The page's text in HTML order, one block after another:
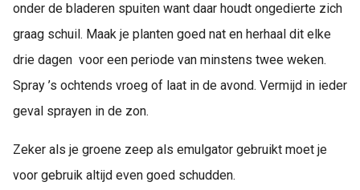
onder de bladeren spuiten want daar houdt ongedierte zich
graag schuil. Maak je planten goed nat en herhaal dit elke
drie dagen voor een periode van minstens twee weken.
Spray ’s ochtends vroeg of laat in de avond. Vermijd in ieder
geval sprayen in de zon.
Zeker als je groene zeep als emulgator gebruikt moet je
voor gebruik altijd even goed schudden.